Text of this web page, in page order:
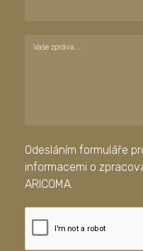
Vaše zpráva...:
Odesláním formuláře
informacemi o
ARICOMA.